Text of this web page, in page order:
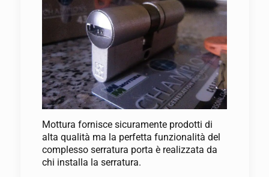
Mottura fornisce sicuramente prodotti di
alta qualità ma la perfetta funzionalità del
complesso serratura porta è realizzata da
chi installa la serratura.